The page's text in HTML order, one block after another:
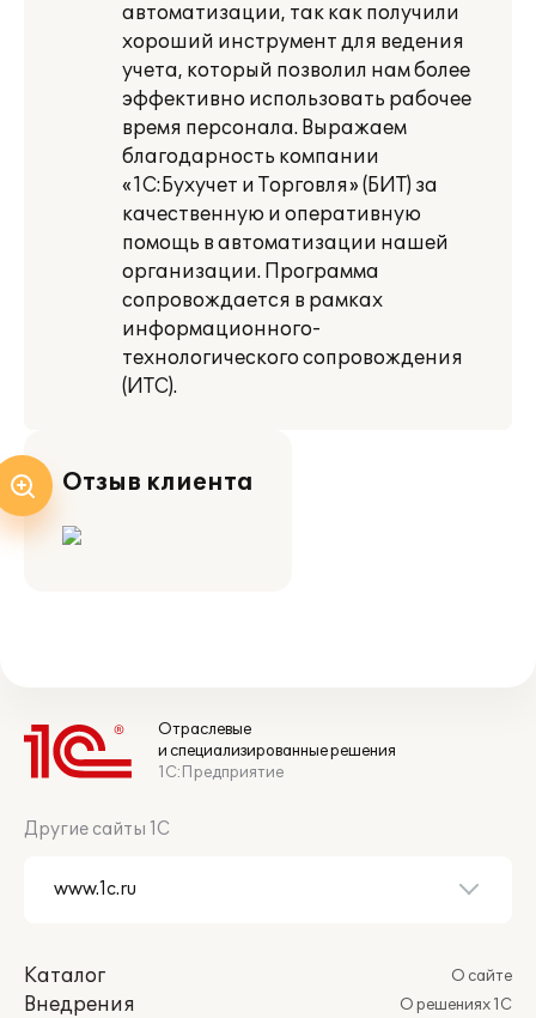
автоматизации, так как получили
хороший инструмент для ведения
учета, который позволил нам более
эффективно использовать рабочее
время персонала. Выражаем
благодарность компании
«1С:Бухучет и Торговля» (БИТ) за
качественную и оперативную
помощь в автоматизации нашей
организации. Программа
сопровождается в рамках
информационного-
технологического сопровождения
(ИТС).
Отзыв клиента
Отраслевые
и специализированные решения
1С:Предприятие
Другие сайты 1С
Каталог
Внедрения
О сайте
О решениях 1С